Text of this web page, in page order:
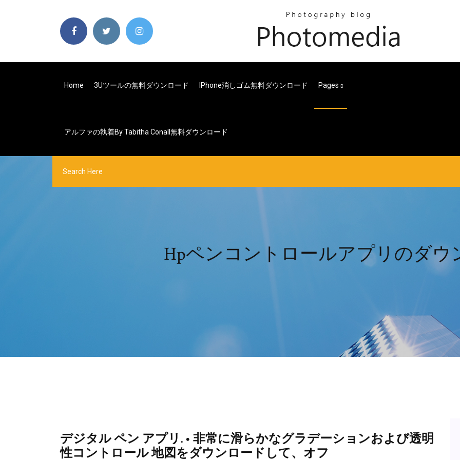
Home 3Uツールの無料ダウンロード IPhone消しゴム無料ダウンロード Pages
アルファの執着by Tabitha Conall無料ダウンロード
Hpペンコントロールアプリのダウ
デジタル ペン アプリ. • 非常に滑らかなグラデーションおよび透明
性コントロール 地図をダウンロードして、オフ